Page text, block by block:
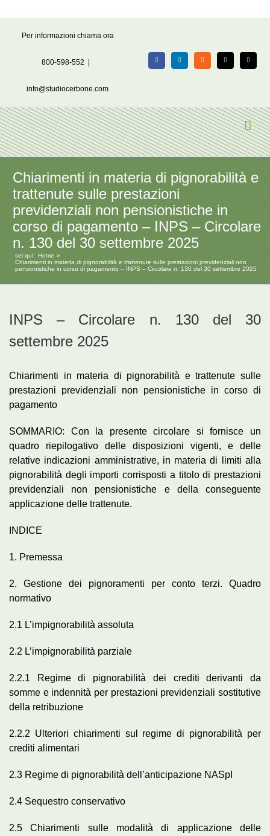
Per informazioni chiama ora
800-598-552
info@studiocerbone.com
FacebookLinkedIn Rss X Email
Chiarimenti in materia di pignorabilità e
trattenute sulle prestazioni
previdenziali non pensionistiche in
corso di pagamento – INPS – Circolare
n. 130 del 30 settembre 2025
sei qui:
Home
Chiarimenti in materia di pignorabilità e trattenute sulle prestazioni previdenziali non
pensionistiche in corso di pagamento – INPS – Circolare n. 130 del 30 settembre 2025
INPS – Circolare n. 130 del 30
settembre 2025
Chiarimenti in materia di pignorabilità e trattenute sulle
prestazioni previdenziali non pensionistiche in corso di
pagamento
SOMMARIO: Con la presente circolare si fornisce un
quadro riepilogativo delle disposizioni vigenti, e delle
relative indicazioni amministrative, in materia di limiti alla
pignorabilità degli importi corrisposti a titolo di prestazioni
previdenziali non pensionistiche e della conseguente
applicazione delle trattenute.
INDICE
1. Premessa
2. Gestione dei pignoramenti per conto terzi. Quadro
normativo
2.1 L’impignorabilità assoluta
2.2 L’impignorabilità parziale
2.2.1 Regime di pignorabilità dei crediti derivanti da
somme e indennità per prestazioni previdenziali sostitutive
della retribuzione
2.2.2 Ulteriori chiarimenti sul regime di pignorabilità per
crediti alimentari
2.3 Regime di pignorabilità dell’anticipazione NASpI
2.4 Sequestro conservativo
2.5 Chiarimenti sulle modalità di applicazione delle